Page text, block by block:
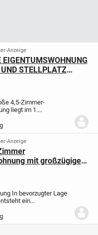
Anzeige
EIGENTUMSWOHNUNG
STELLPLATZ
4,5-Zimmer-
liegt im 1.
aus dem Baujahr
Herzstück der
21 m² große
Anzeige
mit großzügiger
In bevorzugter Lage
ein
einem hochwertigen
wird in